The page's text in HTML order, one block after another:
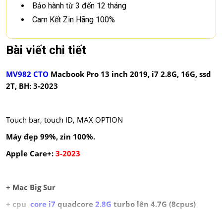
Bảo hành từ 3 đến 12 tháng
Cam Kết Zin Hãng 100%
Bài viết chi tiết
MV982 CTO Macbook Pro 13 inch 2019, i7 2.8G, 16G, ssd
2T, BH: 3-2023
Touch bar, touch ID, MAX OPTION
Máy đẹp 99%, zin 100%.
Apple Care+: 3-2023
+ Mac Big Sur
+ cpu core i7 quadcore 2.8G turbo lên 4.7G (8cpus)